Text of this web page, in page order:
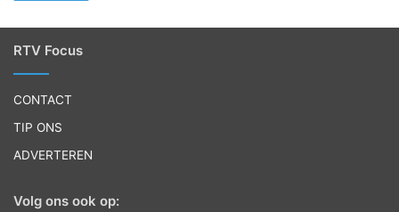
RTV Focus
CONTACT
TIP ONS
ADVERTEREN
Volg ons ook op: